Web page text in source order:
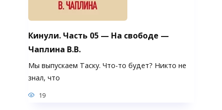
Кинули. Часть 05 — На свободе —
Чаплина В.В.
Мы выпускаем Таску. Что-то будет? Никто не
знал, что
19